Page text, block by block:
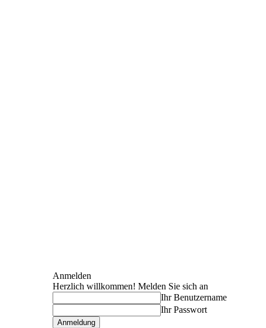
Anmelden
Herzlich willkommen! Melden Sie sich an
Ihr Benutzername
Ihr Passwort